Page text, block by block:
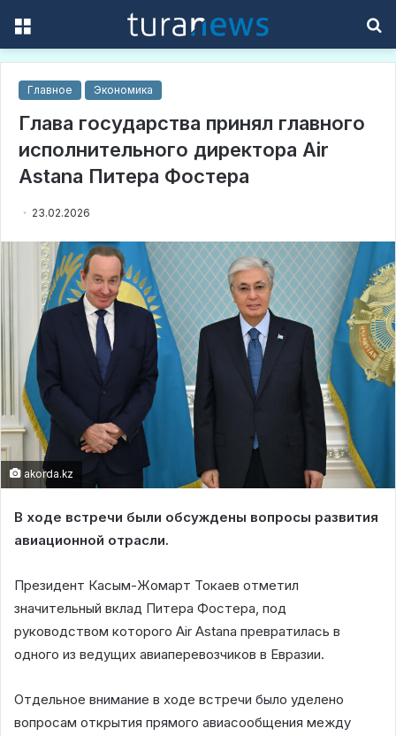
Главное Экономика
Глава государства принял главного
исполнительного директора Air
Astana Питера Фостера
23.02.2026
akorda.kz
В ходе встречи были обсуждены вопросы развития
авиационной отрасли.
Президент Касым-Жомарт Токаев отметил
значительный вклад Питера Фостера, под
руководством которого Air Astana превратилась в
одного из ведущих авиаперевозчиков в Евразии.
Отдельное внимание в ходе встречи было уделено
вопросам открытия прямого авиасообщения между